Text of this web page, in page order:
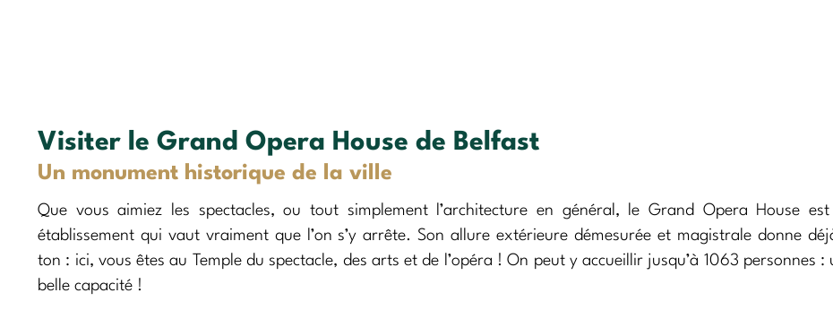
Visiter le Grand Opera House de Belfast
Un monument historique de la ville
Que vous aimiez les spectacles, ou tout simplement l’architecture en général, le Grand Opera House
établissement qui vaut vraiment que l’on s’y arrête. Son allure extérieure démesurée et magistrale donne
ton : ici, vous êtes au Temple du spectacle, des arts et de l’opéra ! On peut y accueillir jusqu’à 1063 personnes :
belle capacité !